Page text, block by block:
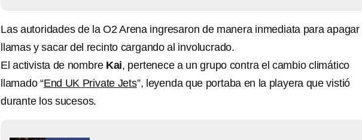
Las autoridades de la O2 Arena ingresaron de manera inmediata para apagar
llamas y sacar del recinto cargando al involucrado.
El activista de nombre Kai, pertenece a un grupo contra el cambio climático
llamado “End UK Private Jets”, leyenda que portaba en la playera que vistió
durante los sucesos.